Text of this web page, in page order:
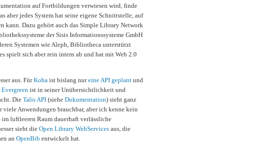
auf Fortbildungen verwiesen wird, finde
aber jedes System hat seine eigene Schnittstelle, auf
kann. Dazu gehört auch das Simple Library Network
der Sisis Informationssysteme GmbH
Systemen wie Aleph, Bibliotheca unterstützt
spielt sich aber rein intern ab und hat mit Web 2.0
aus. FürKoha ist bislang nureine API geplant und
Evergreen ist in seiner Unübersichtlichkeit und
Die Talis API (siehe Dokumentation) sieht ganz
Anwendungen brauchbar, aber ich kenne kein
luftleeren Raum dauerhaft verlässliche
sieht die Open Library WebServices aus, die
an OpenBib entwickelt hat.